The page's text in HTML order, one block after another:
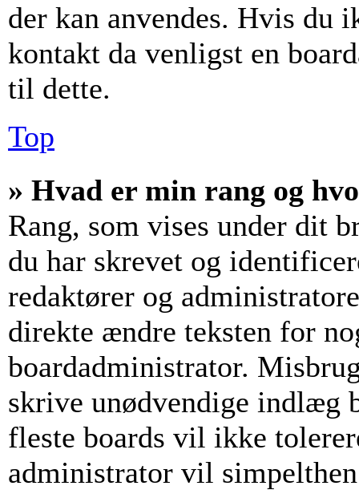
der kan anvendes. Hvis du
kontakt da venligst en
til dette.
Top
» Hvad er min rang og
Rang, som vises under dit
du har skrevet og
redaktører og
direkte ændre teksten for
boardadministrator.
skrive unødvendige indlæg
fleste boards vil ikke
administrator vil